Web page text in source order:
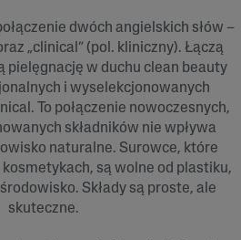
dwóch angielskich słów –
„clinical” (pol. kliniczny). Łączą
pielęgnację w duchu clean beauty
i wyselekcjonowanych
To połączenie nowoczesnych,
składników nie wpływa
naturalne. Surowce, które
są wolne od plastiku,
Składy są proste, ale
skuteczne.